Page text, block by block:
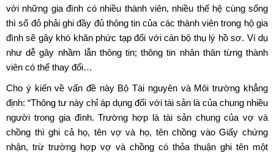
với những gia đình có nhiều thành viên, nhiều thế hệ cùng sống
thì sổ đỏ phải ghi đầy đủ thông tin của các thành viên trong hộ gia
đình sẽ gây khó khăn phức tạp đối với cán bộ thụ lý hồ sơ. Ví dụ
như dễ gây nhầm lẫn thông tin; thông tin nhân thân từng thành
viên có thể thay đổi…
Cho ý kiến về vấn đề này Bộ Tài nguyên và Môi trường khẳng
định: “Thông tư này chỉ áp dụng đối với tài sản là của chung nhiều
người trong gia đình. Trường hợp là tài sản chung của vợ và
chồng thì ghi cả họ, tên vợ và họ, tên chồng vào Giấy chứng
nhận, trừ trường hợp vợ và chồng có thỏa thuận ghi tên một